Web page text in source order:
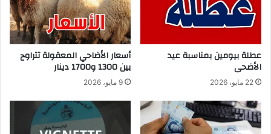
عطلة بيومين بمناسبة عيد
الأضحى
22 مايو، 2026
أسعار الأضاحي المعقولة تتراوح
بين 1300 و1700 دينار
9 مايو، 2026